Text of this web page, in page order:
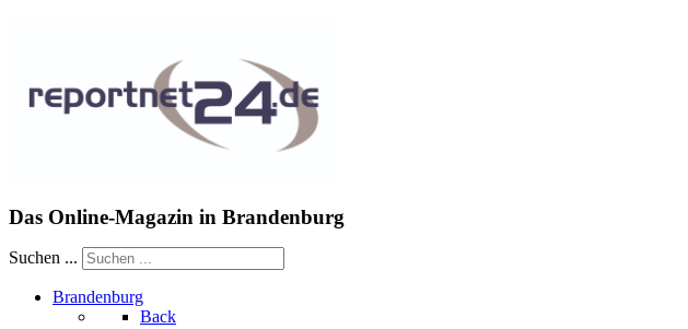
Das Online-Magazin in Brandenburg
Suchen ...
Brandenburg
Back